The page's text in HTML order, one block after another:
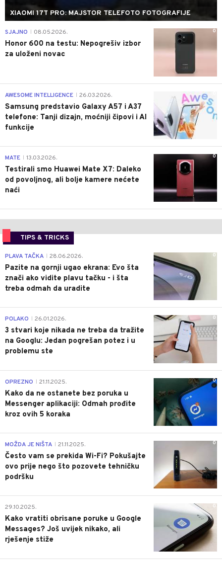
XIAOMI 17T PRO: MAJSTOR TELEFOTO FOTOGRAFIJE
0
SJAJNO 08.05.2026.
Honor 600 na testu: Nepogrešiv izbor
za uloženi novac
AWESOME INTELLIGENCE 26.03.2026.
Samsung predstavio Galaxy A57 i A37
telefone: Tanji dizajn, moćniji čipovi i AI
funkcije
0
MATE 13.03.2026.
Testirali smo Huawei Mate X7: Daleko
od povoljnog, ali bolje kamere nećete
naći
TIPS & TRICKS
0
PLAVA TAČKA 28.06.2026.
Pazite na gornji ugao ekrana: Evo šta
znači ako vidite plavu tačku - i šta
treba odmah da uradite
0
POLAKO 26.01.2026.
3 stvari koje nikada ne treba da tražite
na Googlu: Jedan pogrešan potez i u
problemu ste
0
OPREZNO 21.11.2025.
Kako da ne ostanete bez poruka u
Messenger aplikaciji: Odmah prođite
kroz ovih 5 koraka
0
MOŽDA JE NIŠTA 21.11.2025.
Često vam se prekida Wi-Fi? Pokušajte
ovo prije nego što pozovete tehničku
podršku
0
29.10.2025.
Kako vratiti obrisane poruke u Google
Messages? Još uvijek nikako, ali
rješenje stiže